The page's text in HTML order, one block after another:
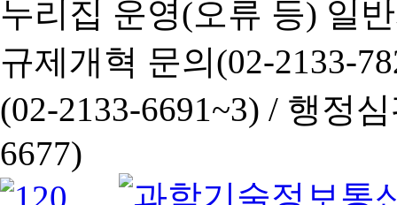
누리집 운영(오류 등) 일
규제개혁 문의(02-2133-
(02-2133-6691~3) / 행정심
6677)